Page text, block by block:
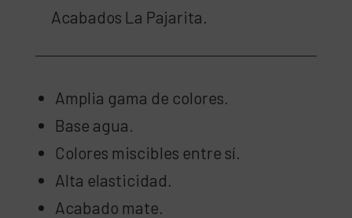
Acabados La Pajarita.
Amplia gama de colores.
Base agua.
Colores miscibles entre sí.
Alta elasticidad.
Acabado mate.